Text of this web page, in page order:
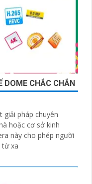
DOME CHẮC CHẮN
giải pháp chuyên
hoặc cơ sở kinh
từ xa